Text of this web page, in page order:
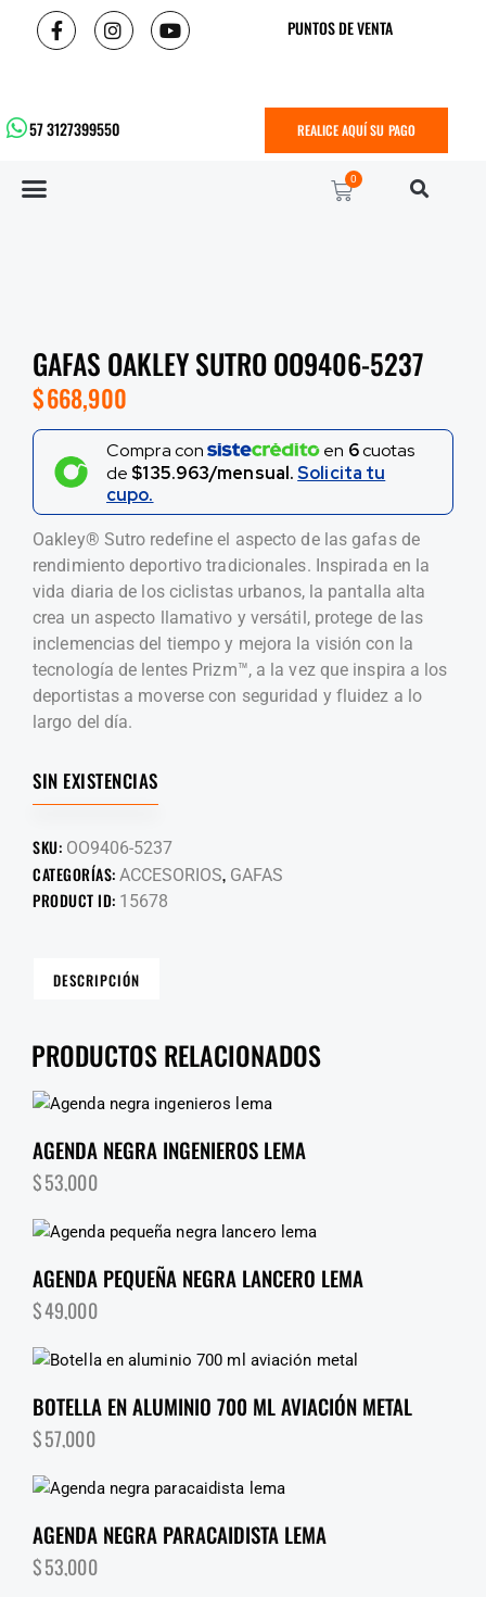
PUNTOS DE VENTA
57 3127399550 REALICE AQUÍ SU PAGO
0
GAFAS OAKLEY SUTRO OO9406-5237
$668,900
Compra con en 6cuotas
de $135.963/mensual.Solicita tu
cupo.
Oakley® Sutro redefine el aspecto de las gafas de
rendimiento deportivo tradicionales. Inspirada en la
vida diaria de los ciclistas urbanos, la pantalla alta
crea un aspecto llamativo y versátil, protege de las
inclemencias del tiempo y mejora la visión con la
tecnología de lentes Prizm™, a la vez que inspira a los
deportistas a moverse con seguridad y fluidez a lo
largo del día.
SIN EXISTENCIAS
SKU: OO9406-5237
CATEGORÍAS: ACCESORIOS, GAFAS
PRODUCT ID: 15678
DESCRIPCIÓN
PRODUCTOS RELACIONADOS
AGENDA NEGRA INGENIEROS LEMA
$53,000
AGENDA PEQUEÑA NEGRA LANCERO LEMA
$49,000
BOTELLA EN ALUMINIO 700 ML AVIACIÓN METAL
$57,000
AGENDA NEGRA PARACAIDISTA LEMA
$53,000